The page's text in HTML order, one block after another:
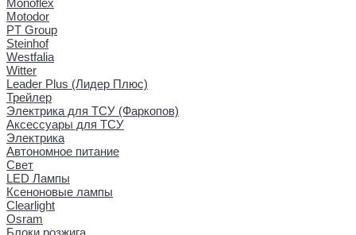
Motodor
PT Group
Steinhof
Westfalia
Witter
Leader Plus (Лидер Плюс)
Трейлер
Электрика для ТСУ (Фаркопов)
Аксессуары для ТСУ
Электрика
Автономное питание
Свет
LED Лампы
Ксеноновые лампы
Clearlight
Osram
Блоки розжига